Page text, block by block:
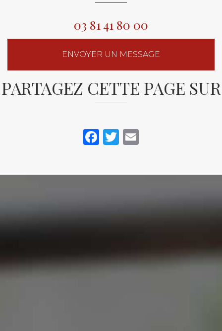
03 81 41 80 00
ENVOYER UN MESSAGE
PARTAGEZ CETTE PAGE SUR
Facebook
Twitter